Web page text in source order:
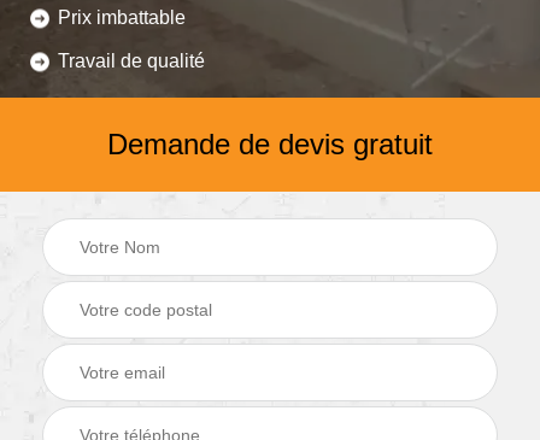
Prix imbattable
Travail de qualité
Demande de devis gratuit